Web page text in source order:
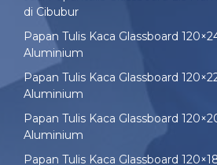
di Cibubur
Papan Tulis Kaca Glassboard
Aluminium
Papan Tulis Kaca Glassboard
Aluminium
Papan Tulis Kaca Glassboard
Aluminium
Papan Tulis Kaca Glassboard